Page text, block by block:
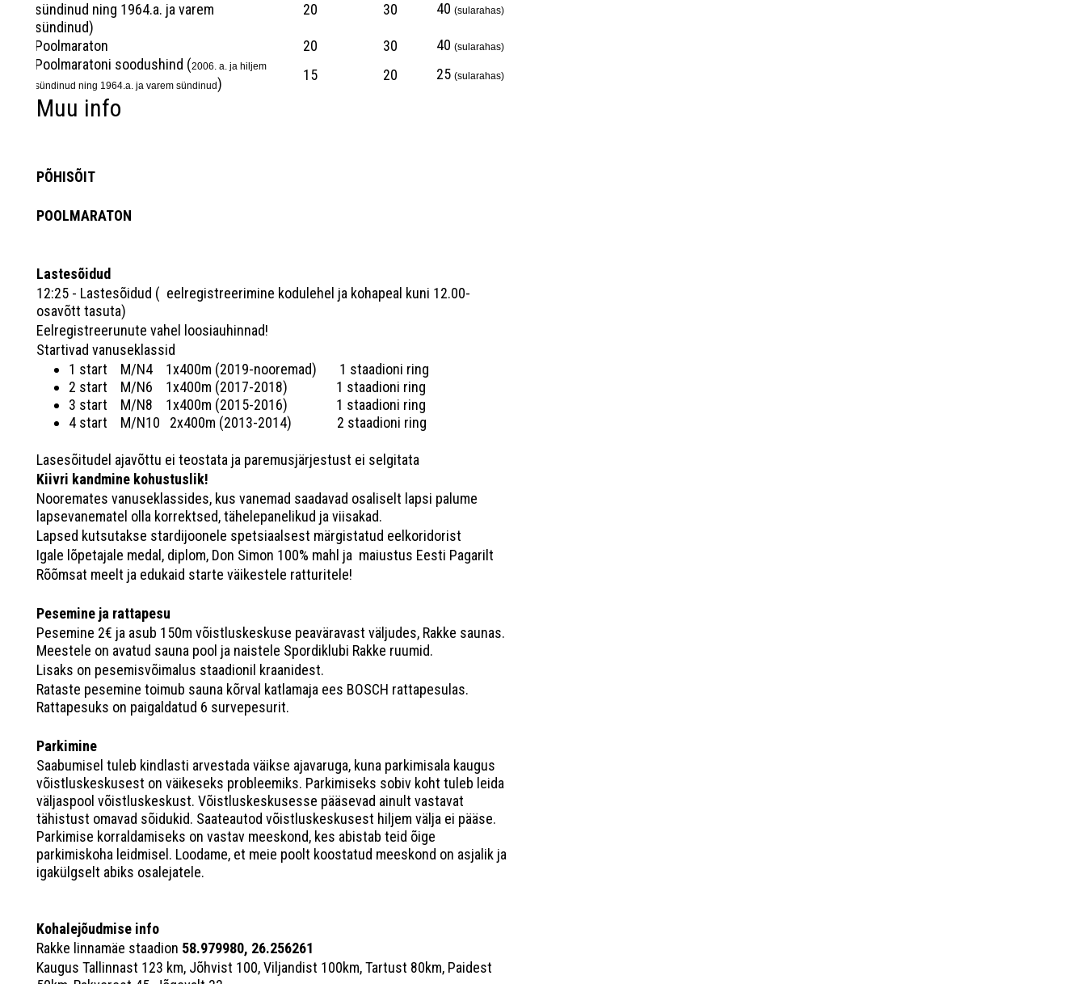
sündinud ning 1964.a. ja varem
sündinud)
20 30 40 (sularahas)
Poolmaraton 20 30 40 (sularahas)
Poolmaratoni soodushind (2006. a. ja hiljem
sündinud ning 1964.a. ja varem sündinud)
15 20 25 (sularahas)
Muu info
PÕHISÕIT
POOLMARATON
Lastesõidud
12:25 - Lastesõidud ( eelregistreerimine kodulehel ja kohapeal kuni 12.00-
osavõtt tasuta)
Eelregistreerunute vahel loosiauhinnad!
Startivad vanuseklassid
1 start M/N4 1x400m (2019-nooremad) 1 staadioni ring
2 start M/N6 1x400m (2017-2018) 1 staadioni ring
3 start M/N8 1x400m (2015-2016) 1 staadioni ring
4 start M/N10 2x400m (2013-2014) 2 staadioni ring
Lasesõitudel ajavõttu ei teostata ja paremusjärjestust ei selgitata
Kiivri kandmine kohustuslik!
Nooremates vanuseklassides, kus vanemad saadavad osaliselt lapsi palume
lapsevanematel olla korrektsed, tähelepanelikud ja viisakad.
Lapsed kutsutakse stardijoonele spetsiaalsest märgistatud eelkoridorist
Igale lõpetajale medal, diplom, Don Simon 100% mahl ja maiustus Eesti Pagarilt
Rõõmsat meelt ja edukaid starte väikestele ratturitele!
Pesemine ja rattapesu
Pesemine 2€ ja asub 150m võistluskeskuse peaväravast väljudes, Rakke saunas.
Meestele on avatud sauna pool ja naistele Spordiklubi Rakke ruumid.
Lisaks on pesemisvõimalus staadionil kraanidest.
Rataste pesemine toimub sauna kõrval katlamaja ees BOSCH rattapesulas.
Rattapesuks on paigaldatud 6 survepesurit.
Parkimine
Saabumisel tuleb kindlasti arvestada väikse ajavaruga, kuna parkimisala kaugus
võistluskeskusest on väikeseks probleemiks. Parkimiseks sobiv koht tuleb leida
väljaspool võistluskeskust. Võistluskeskusesse pääsevad ainult vastavat
tähistust omavad sõidukid. Saateautod võistluskeskusest hiljem välja ei pääse.
Parkimise korraldamiseks on vastav meeskond, kes abistab teid õige
parkimiskoha leidmisel. Loodame, et meie poolt koostatud meeskond on asjalik ja
igakülgselt abiks osalejatele.
Kohalejõudmise info
Rakke linnamäe staadion 58.979980, 26.256261
Kaugus Tallinnast 123 km, Jõhvist 100, Viljandist 100km, Tartust 80km, Paidest